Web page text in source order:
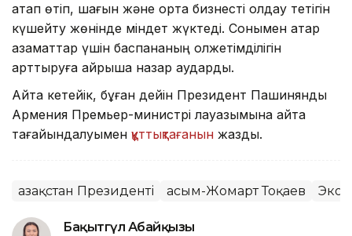
атап өтіп, шағын және орта бизнесті қолдау тетігін
күшейту жөнінде міндет жүктеді. Сонымен қатар
азаматтар үшін баспананың қолжетімділігін
арттыруға айрықша назар аударды.
Айта кетейік, бұған дейін Президент Пашинянды
Армения Премьер-министрі лауазымына қайта
тағайындалуымен құттықтағанын жаздық.
Қазақстан Президенті Қасым-Жомарт Тоқаев
Бақытгүл Абайқызы